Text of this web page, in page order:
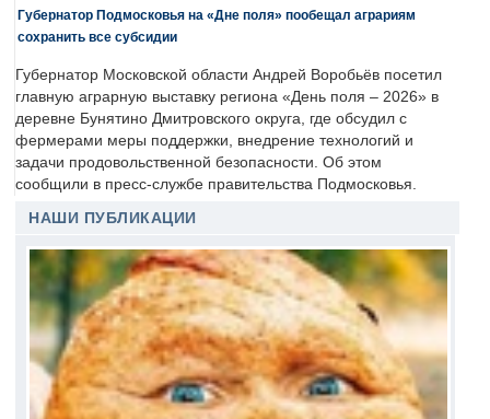
Губернатор Подмосковья на «Дне поля» пообещал аграриям
сохранить все субсидии
Губернатор Московской области Андрей Воробьёв посетил
главную аграрную выставку региона «День поля – 2026» в
деревне Бунятино Дмитровского округа, где обсудил с
фермерами меры поддержки, внедрение технологий и
задачи продовольственной безопасности. Об этом
сообщили в пресс-службе правительства Подмосковья.
НАШИ ПУБЛИКАЦИИ